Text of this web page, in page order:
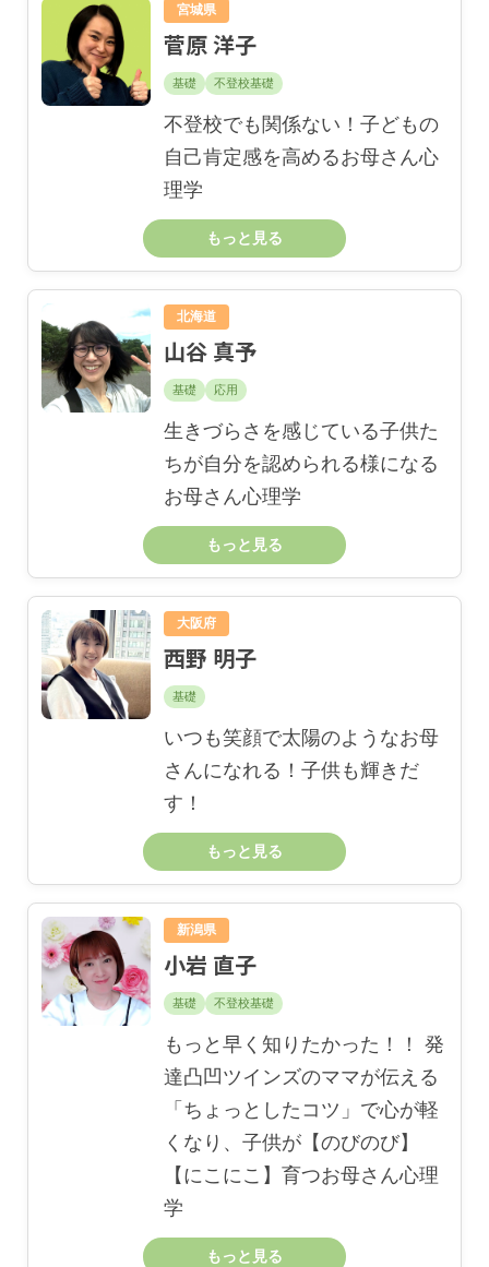
宮城県
菅原 洋子
基礎 不登校基礎
不登校でも関係ない！子どもの
自己肯定感を高めるお母さん心
理学
もっと見る
北海道
山谷 真予
基礎 応用
生きづらさを感じている子供た
ちが自分を認められる様になる
お母さん心理学
もっと見る
大阪府
西野 明子
基礎
いつも笑顔で太陽のようなお母
さんになれる！子供も輝きだ
す！
もっと見る
新潟県
小岩 直子
基礎 不登校基礎
もっと早く知りたかった！！ 発
達凸凹ツインズのママが伝える
「ちょっとしたコツ」で心が軽
くなり、子供が【のびのび】
【にこにこ】育つお母さん心理
学
もっと見る